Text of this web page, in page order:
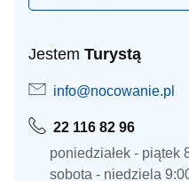
Jestem Turystą
info@nocowanie.pl
22 116 82 96
poniedziałek - piątek
sobota - niedziela